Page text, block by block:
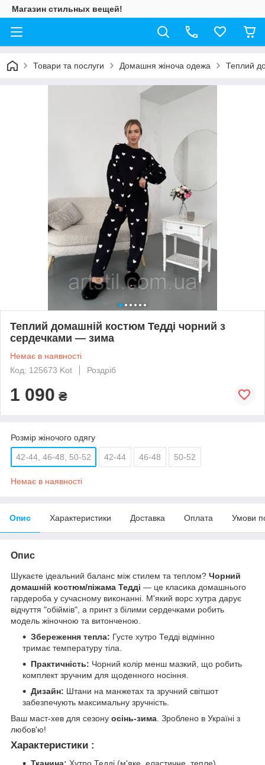
Магазин стильных вещей!
Товари та послуги Домашня жіноча одежа Теплий
Теплий домашній костюм Тедді чорний з
сердечками — зима
Немає в наявності
Код: 125673 Kot
Роздріб
1 090 ₴
Розмір жіночого одягу
42-44, 46-48, 50-52 42-44 46-48 50-52
Немає в наявності
Опис Характеристики Доставка Оплата Умови
Опис
Шукаєте ідеальний баланс між стилем та теплом? Чорний
домашній костюм/піжама Тедді — це класика домашнього
гардероба у сучасному виконанні. М'який ворс хутра дарує
відчуття "обіймів", а принт з білими сердечками робить
модель жіночною та витонченою.
Збереження тепла: Густе хутро Тедді відмінно
тримає температуру тіла.
Практичність: Чорний колір менш мазкий, що робить
комплект зручним для щоденного носіння.
Дизайн: Штани на манжетах та зручний світшот
забезпечують максимальну зручність.
Ваш маст-хев для сезону осінь-зима . Зроблено в Україні з
любов'ю!
Характеристики :
Тканина: Хутро Тедді (м'яке, еластичне, тепле).